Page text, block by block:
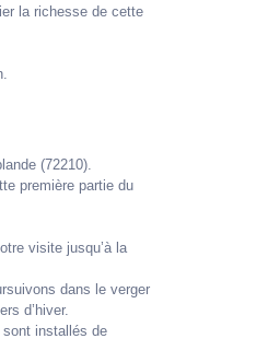
la richesse de cette
(72210).
première partie du
visite jusqu’à la
dans le verger
d’hiver.
sont installés de